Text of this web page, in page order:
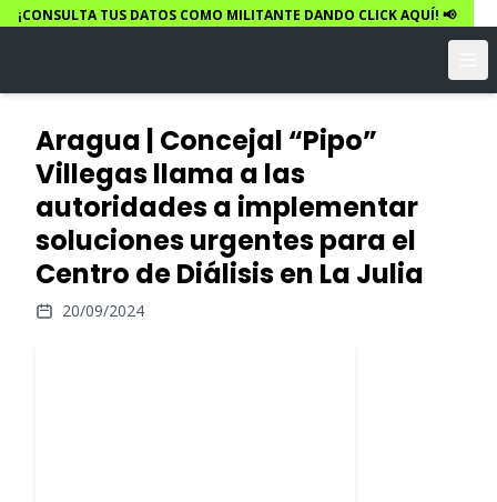
¡CONSULTA TUS DATOS COMO MILITANTE DANDO CLICK AQUÍ! 📢
Aragua | Concejal “Pipo”
Villegas llama a las
autoridades a implementar
soluciones urgentes para el
Centro de Diálisis en La Julia
20/09/2024